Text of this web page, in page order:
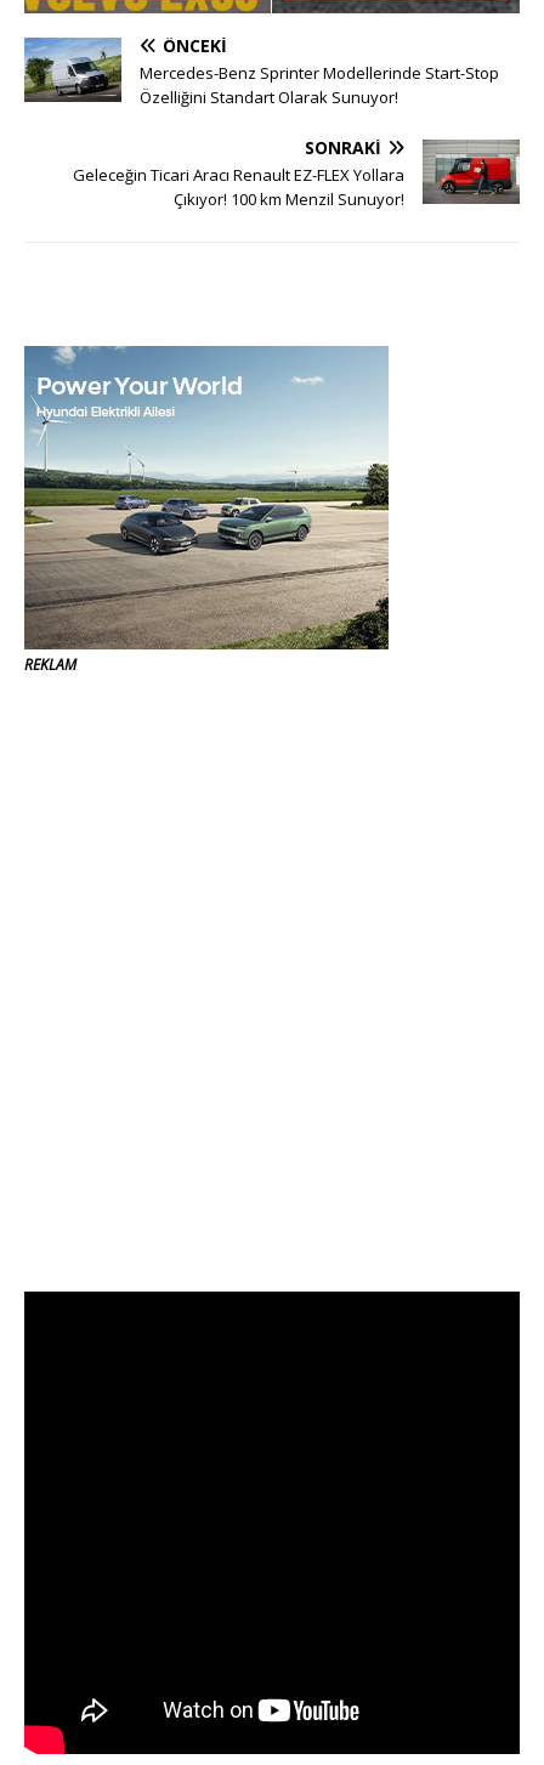
ÖNCEKI
Mercedes-Benz Sprinter Modellerinde Start-Stop
Özelliğini Standart Olarak Sunuyor!
SONRAKI
Geleceğin Ticari Aracı Renault EZ-FLEX Yollara
Çıkıyor! 100 km Menzil Sunuyor!
REKLAM